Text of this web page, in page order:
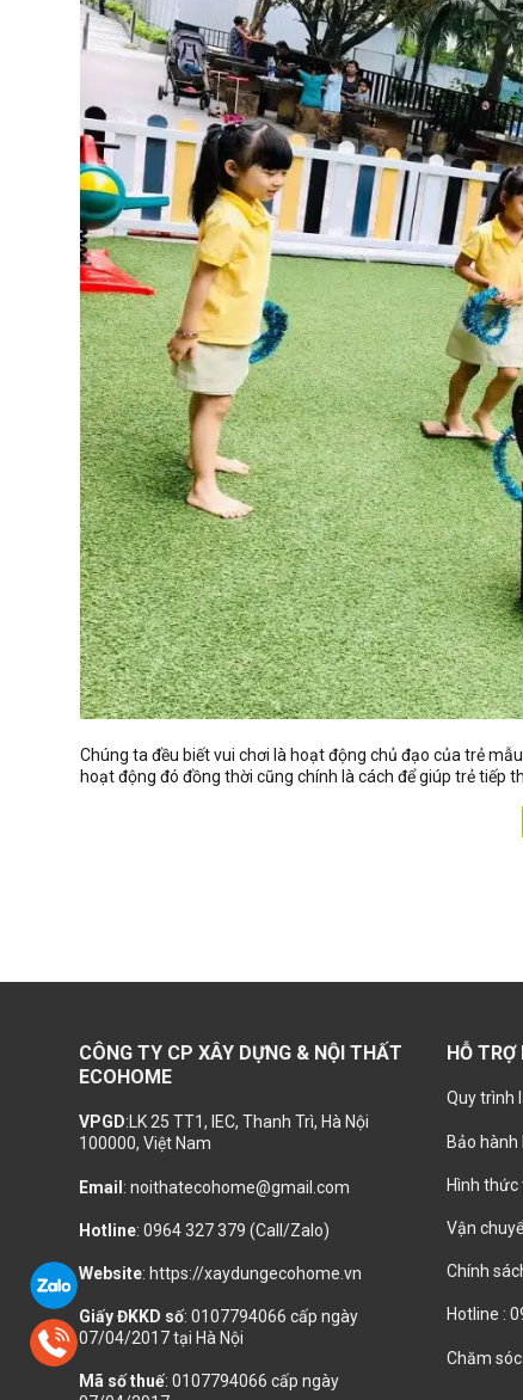
Chúng ta đều biết vui chơi là hoạt động chủ đạo của trẻ
hoạt động đó đồng thời cũng chính là cách để giúp trẻ tiếp
CÔNG TY CP XÂY DỰNG & NỘI THẤT
ECOHOME
VPGD:LK 25 TT1, IEC, Thanh Trì, Hà Nội
100000, Việt Nam
Email : noithatecohome@gmail.com
Hotline: 0964 327 379 (Call/Zalo)
Website: https://xaydungecohome.vn
Giấy ĐKKD số: 0107794066 cấp ngày
07/04/2017 tại Hà Nội
Mã số thuế: 0107794066 cấp ngày
HỖ
Quy trình
Bảo hành
Hình
Vận
Chính
Hotline :
Chăm